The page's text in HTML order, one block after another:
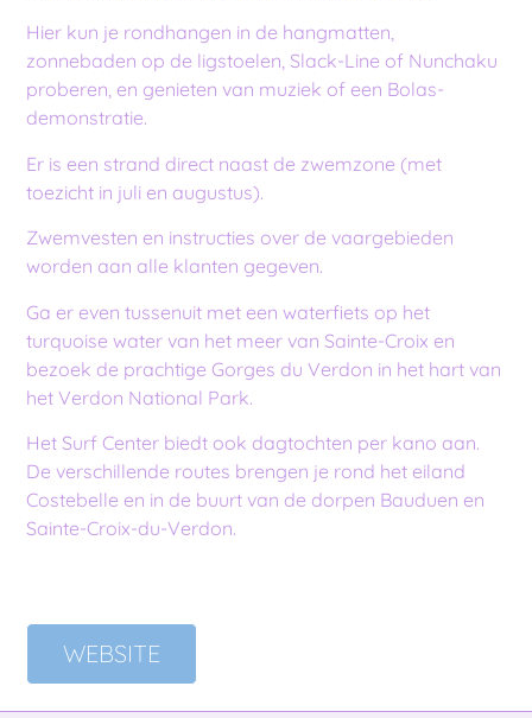
Hier kun je rondhangen in de hangmatten,
zonnebaden op de ligstoelen, Slack-Line of Nunchaku
proberen, en genieten van muziek of een Bolas-
demonstratie.
Er is een strand direct naast de zwemzone (met
toezicht in juli en augustus).
Zwemvesten en instructies over de vaargebieden
worden aan alle klanten gegeven.
Ga er even tussenuit met een waterfiets op het
turquoise water van het meer van Sainte-Croix en
bezoek de prachtige Gorges du Verdon in het hart van
het Verdon National Park.
Het Surf Center biedt ook dagtochten per kano aan.
De verschillende routes brengen je rond het eiland
Costebelle en in de buurt van de dorpen Bauduen en
Sainte-Croix-du-Verdon.
WEBSITE